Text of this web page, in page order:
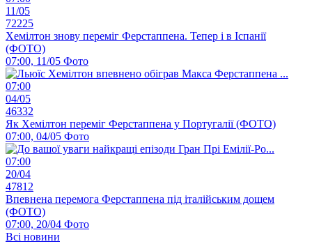
11/05
72225
Хемілтон знову переміг Ферстаппена. Тепер і в Іспанії
(ФОТО)
07:00, 11/05 Фото
07:00
04/05
46332
Як Хемілтон переміг Ферстаппена у Португалії (ФОТО)
07:00, 04/05 Фото
07:00
20/04
47812
Впевнена перемога Ферстаппена під італійським дощем
(ФОТО)
07:00, 20/04 Фото
Всі новини